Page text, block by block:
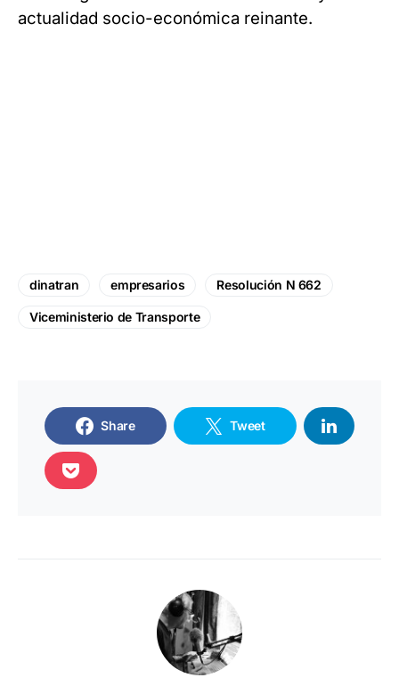
actualidad socio-económica reinante.
dinatran empresarios Resolución N 662
Viceministerio de Transporte
Share Tweet